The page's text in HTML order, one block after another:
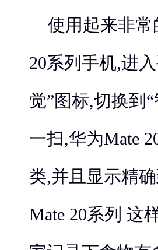
使用起来非常
20系列手机,进
觉”图标,切换到
一扫,华为Mate
类,并且显示精
Mate 20系列 这